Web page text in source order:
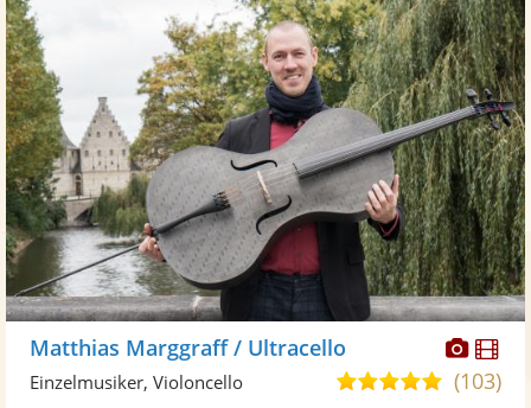
Matthias Marggraff / Ultracello
5,0(103)
Einzelmusiker, Violoncello